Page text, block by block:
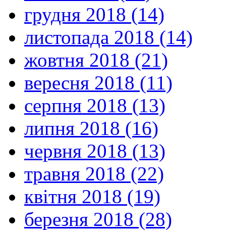
грудня 2018 (14)
листопада 2018 (14)
жовтня 2018 (21)
вересня 2018 (11)
серпня 2018 (13)
липня 2018 (16)
червня 2018 (13)
травня 2018 (22)
квітня 2018 (19)
березня 2018 (28)